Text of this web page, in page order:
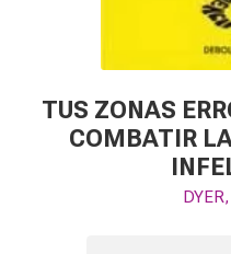
TUS ZONAS
COMBATIR